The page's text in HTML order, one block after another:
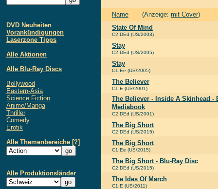
DVD Neuheiten
Vorankündigungen
Laserzone Tipps
Alle Aktionen
Alle Blu-Ray Discs
Bollywood
Eastern-Asia
Science Fiction
Anime/Manga
Thriller
Comedy
Erotik
Alle Themenbereiche [?]
Alle Produktionsländer
Name (Anzeige: mit Cover)
State Of Mind
C2:DEd (US/2003)
Stay
C2:DEd (US/2005)
Stay
C1:Ee (US/2005)
The Believer
C1:E (US/2001)
The Believer - Inside A Skinhead -
Mediabook
C2:DEd (US/2001)
The Big Short
C2:DEd (US/2015)
The Big Short
C1:Ee (US/2015)
The Big Short - Blu-Ray Disc
C2:DEd (US/2015)
The Ides Of March
C1:E (US/2011)